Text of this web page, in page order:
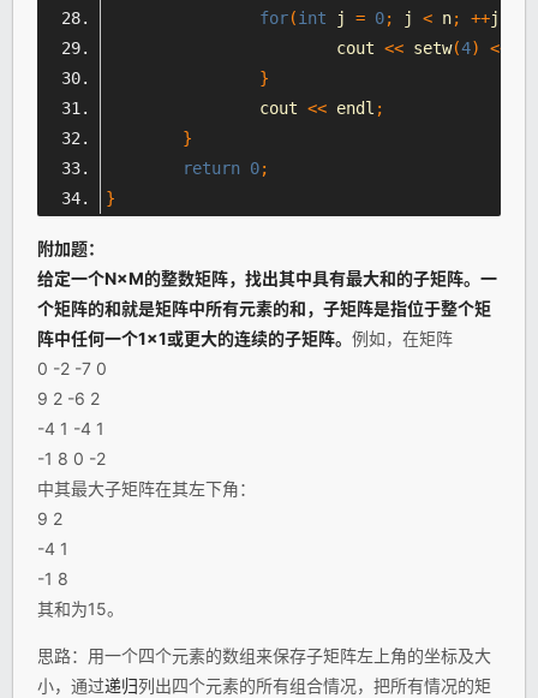
for(int j = 0; j < n; ++j
			cout
<< setw(4) <<
}
		cout
<< endl ;
}
return 0;
}
附加题：
给定一个N×M的整数矩阵，找出其中具有最大和的子矩阵。一
个矩阵的和就是矩阵中所有元素的和，子矩阵是指位于整个矩
阵中任何一个1×1或更大的连续的子矩阵。 例如，在矩阵
0 -2 -7 0
9 2 -6 2
-4 1 -4 1
-1 8 0 -2
中其最大子矩阵在其左下角：
9 2
-4 1
-1 8
其和为15。
思路：用一个四个元素的数组来保存子矩阵左上角的坐标及大
小，通过递归列出四个元素的所有组合情况，把所有情况的矩